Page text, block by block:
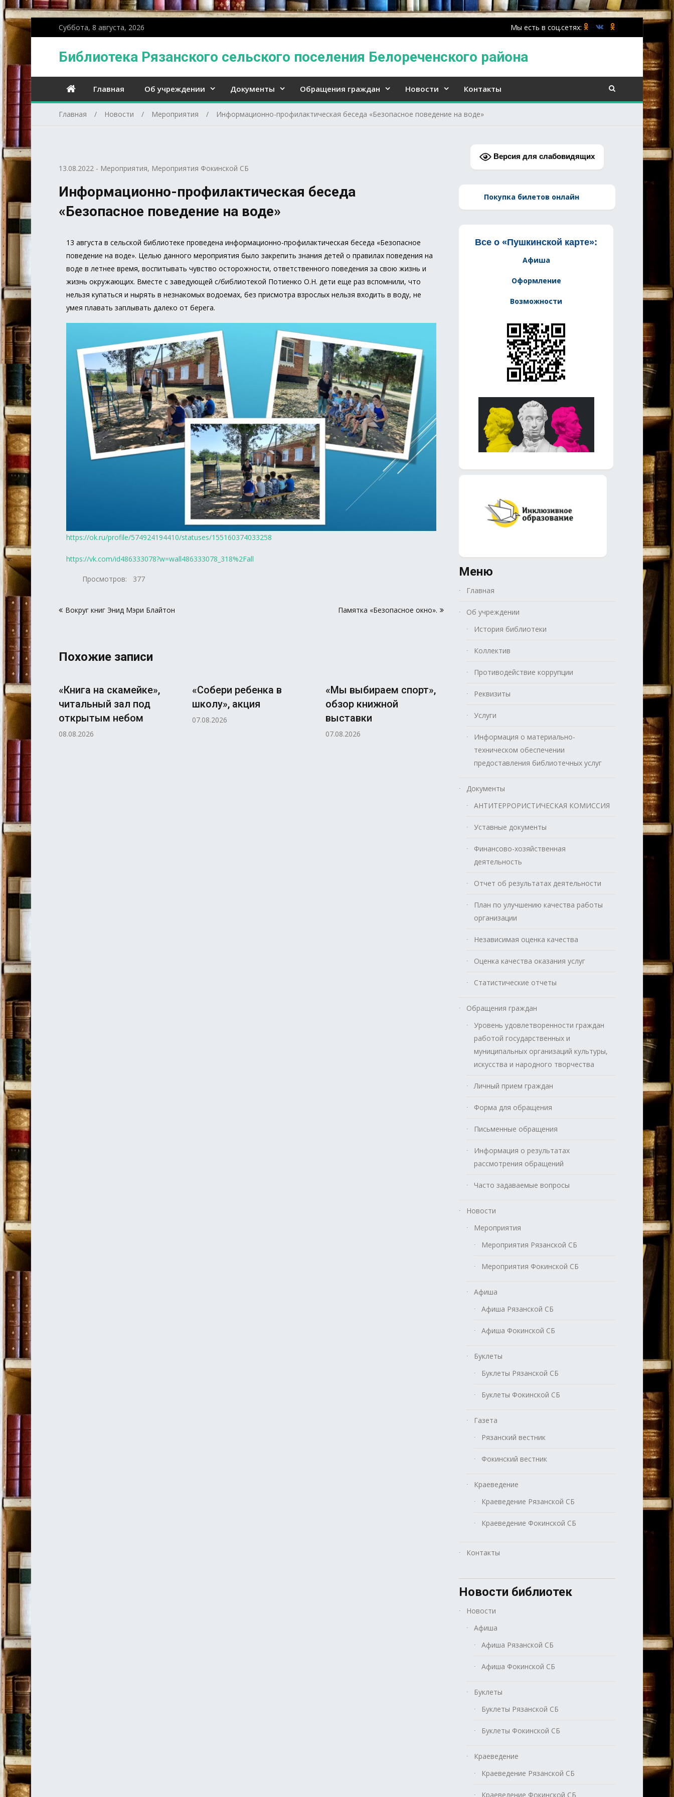
Суббота, 8 августа, 2026
Библиотека Рязанского сельского поселения Белореченского района
Главная Об учреждении Документы Обращения граждан Новости Контакты
Главная Новости Мероприятия Информационно-профилактическая беседа «Безопасное поведение на воде»
13.08.2022 - Мероприятия, Мероприятия Фокинской СБ
Информационно-профилактическая беседа
«Безопасное поведение на воде»
13 августа в сельской библиотеке проведена информационно-профилактическая беседа «Безопасное
поведение на воде». Целью данного мероприятия было закрепить знания детей о правилах поведения на
воде в летнее время, воспитывать чувство осторожности, ответственного поведения за свою жизнь и
жизнь окружающих. Вместе с заведующей с/библиотекой Потиенко О.Н. дети еще раз вспомнили, что
нельзя купаться и нырять в незнакомых водоемах, без присмотра взрослых нельзя входить в воду, не
умея плавать заплывать далеко от берега.
https://ok.ru/profile/574924194410/statuses/155160374033258
https://vk.com/id486333078?w=wall486333078_318%2Fall
Просмотров: 377
поВокруг книг Энид Мэри Блайтон Памятка «Безопасное окно».
Похожие записи
«Книга на скамейке»,
читальный зал под
открытым небом
08.08.2026
«Собери ребенка в
школу», акция
07.08.2026
«Мы выбираем спорт»,
обзор книжной
выставки
07.08.2026
Версия для слабовидящих
Покупка билетов онлайн
Все о «Пушкинской карте»:
Афиша
Оформление
Возможности
Меню
Главная
Об учреждении
История библиотеки
Коллектив
Противодействие коррупции
Реквизиты
Услуги
Информация о материально-
техническом обеспечении
предоставления библиотечных услуг
Документы
АНТИТЕРРОРИСТИЧЕСКАЯ КОМИССИЯ
Уставные документы
Финансово-хозяйственная
деятельность
Отчет об результатах деятельности
План по улучшению качества работы
организации
Независимая оценка качества
Оценка качества оказания услуг
Статистические отчеты
Обращения граждан
Уровень удовлетворенности граждан
работой государственных и
муниципальных организаций культуры,
искусства и народного творчества
Личный прием граждан
Форма для обращения
Письменные обращения
Информация о результатах
рассмотрения обращений
Часто задаваемые вопросы
Новости
Мероприятия
Мероприятия Рязанской СБ
Мероприятия Фокинской СБ
Афиша
Афиша Рязанской СБ
Афиша Фокинской СБ
Буклеты
Буклеты Рязанской СБ
Буклеты Фокинской СБ
Газета
Рязанский вестник
Фокинский вестник
Краеведение
Краеведение Рязанской СБ
Краеведение Фокинской СБ
Контакты
Новости библиотек
Новости
Афиша
Афиша Рязанской СБ
Афиша Фокинской СБ
Буклеты
Буклеты Рязанской СБ
Буклеты Фокинской СБ
Краеведение
Краеведение Рязанской СБ
Краеведение Фокинской СБ